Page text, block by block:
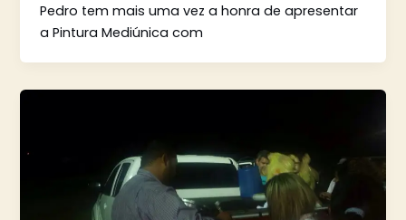
Pedro tem mais uma vez a honra de apresentar
a Pintura Mediúnica com